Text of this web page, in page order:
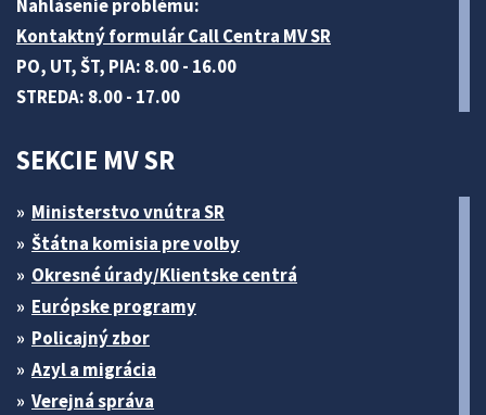
Nahlásenie problému:
Kontaktný formulár Call Centra MV SR
PO, UT, ŠT, PIA: 8.00 - 16.00
STREDA: 8.00 - 17.00
SEKCIE MV SR
Ministerstvo vnútra SR
Štátna komisia pre volby
Okresné úrady/Klientske centrá
Európske programy
Policajný zbor
Azyl a migrácia
Verejná správa